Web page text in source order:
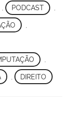
PODCAST
DIREITO